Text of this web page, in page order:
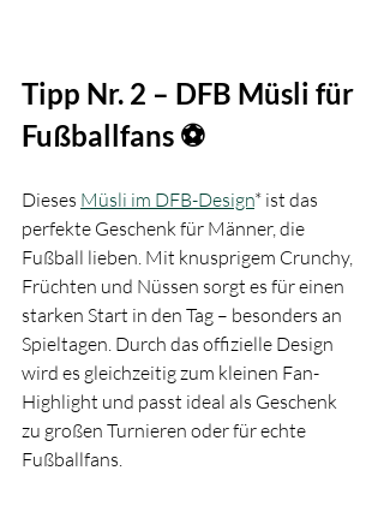
Tipp Nr. 2 – DFB Müsli für
Fußballfans ⚽
Dieses Müsli im DFB-Design* ist das
perfekte Geschenk für Männer, die
Fußball lieben. Mit knusprigem Crunchy,
Früchten und Nüssen sorgt es für einen
starken Start in den Tag – besonders an
Spieltagen. Durch das offizielle Design
wird es gleichzeitig zum kleinen Fan-
Highlight und passt ideal als Geschenk
zu großen Turnieren oder für echte
Fußballfans.